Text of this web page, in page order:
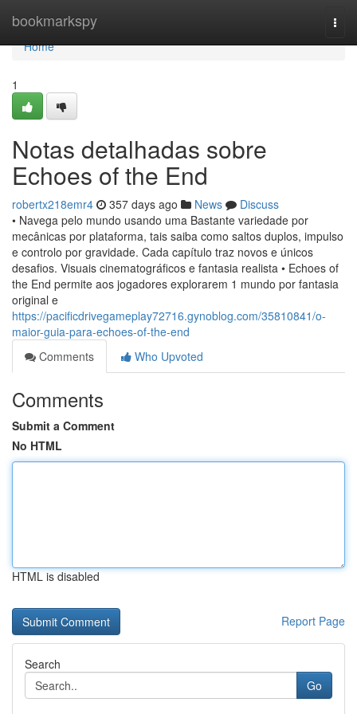
bookmarkspy
Home
Home
1
Notas detalhadas sobre
Echoes of the End
robertx218emr4 357 days ago News
Discuss
• Navega pelo mundo usando uma Bastante variedade por
mecânicas por plataforma, tais saiba como saltos duplos, impulso
e controlo por gravidade. Cada capítulo traz novos e únicos
desafios. Visuais cinematográficos e fantasia realista • Echoes of
the End permite aos jogadores explorarem 1 mundo por fantasia
original e
https://pacificdrivegameplay72716.gynoblog.com/35810841/o-
maior-guia-para-echoes-of-the-end
Comments
Who Upvoted
Comments
Submit a Comment
No HTML
HTML is disabled
Report Page
Search
Go